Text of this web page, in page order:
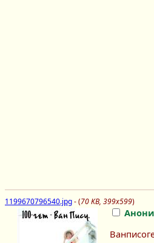
1199670796540.jpg- (70 KB, 399x599)